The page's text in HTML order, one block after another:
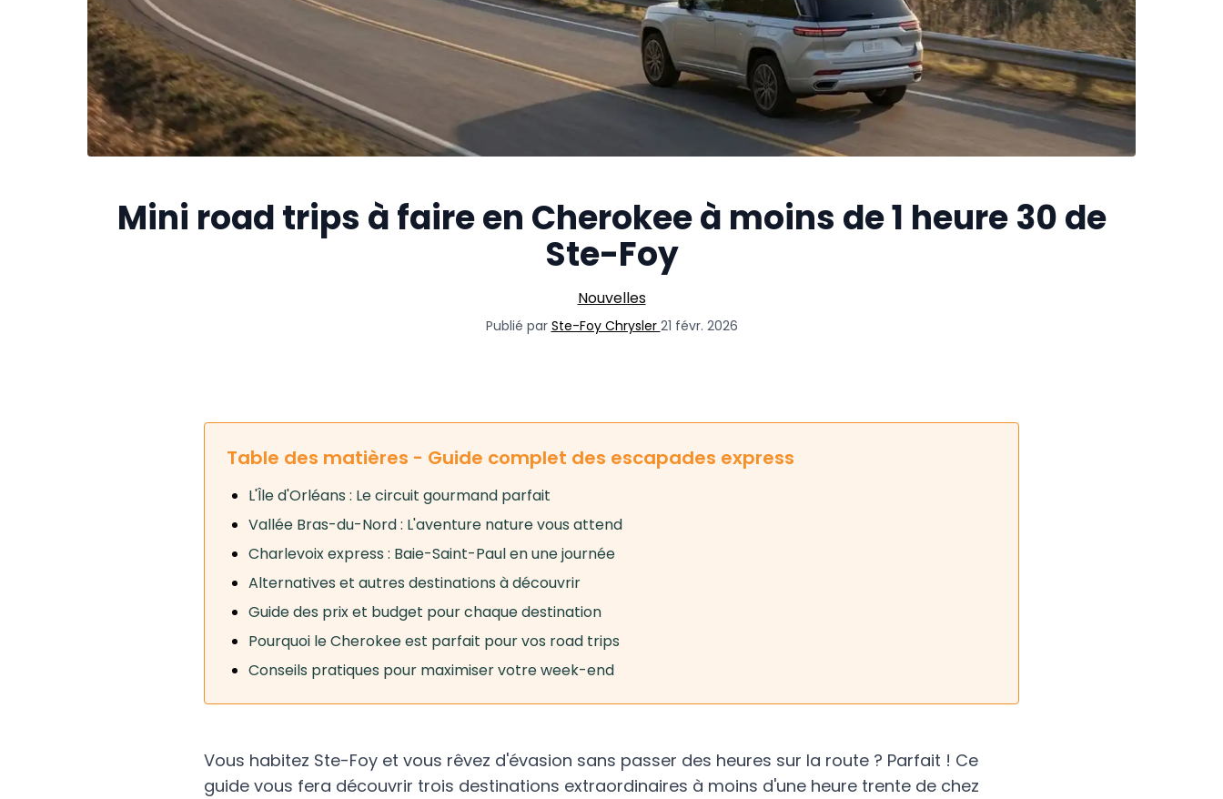
Mini road trips à faire en Cherokee à moins de 1 heure 30 de
Ste-Foy
Nouvelles
Publié par Ste-Foy Chrysler 21 févr. 2026
Table des matières - Guide complet des escapades express
L'Île d'Orléans : Le circuit gourmand parfait
Vallée Bras-du-Nord : L'aventure nature vous attend
Charlevoix express : Baie-Saint-Paul en une journée
Alternatives et autres destinations à découvrir
Guide des prix et budget pour chaque destination
Pourquoi le Cherokee est parfait pour vos road trips
Conseils pratiques pour maximiser votre week-end
Vous habitez Ste-Foy et vous rêvez d'évasion sans passer des heures sur la route ? Parfait ! Ce
guide vous fera découvrir trois destinations extraordinaires à moins d'une heure trente de chez